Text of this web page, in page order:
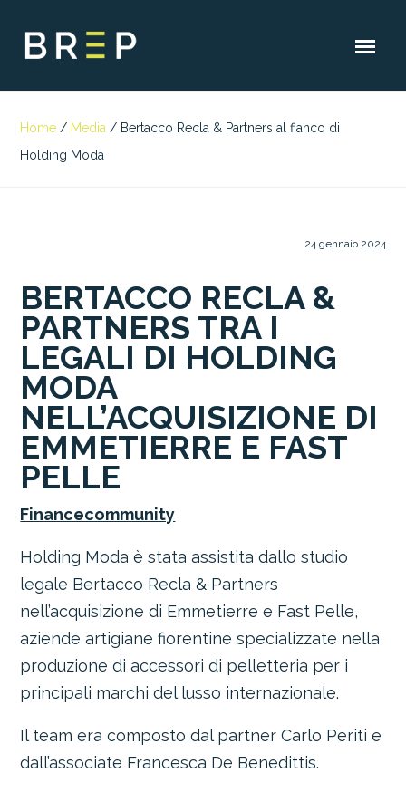
Home / Media / Bertacco Recla & Partners al fianco di
Holding Moda
24 gennaio 2024
BERTACCO RECLA &
PARTNERS TRA I
LEGALI DI HOLDING
MODA
NELL’ACQUISIZIONE DI
EMMETIERRE E FAST
PELLE
Financecommunity
Holding Moda è stata assistita dallo studio
legale Bertacco Recla & Partners
nell’acquisizione di Emmetierre e Fast Pelle,
aziende artigiane fiorentine specializzate nella
produzione di accessori di pelletteria per i
principali marchi del lusso internazionale.
Il team era composto dal partner Carlo Periti e
dall’associate Francesca De Benedittis.